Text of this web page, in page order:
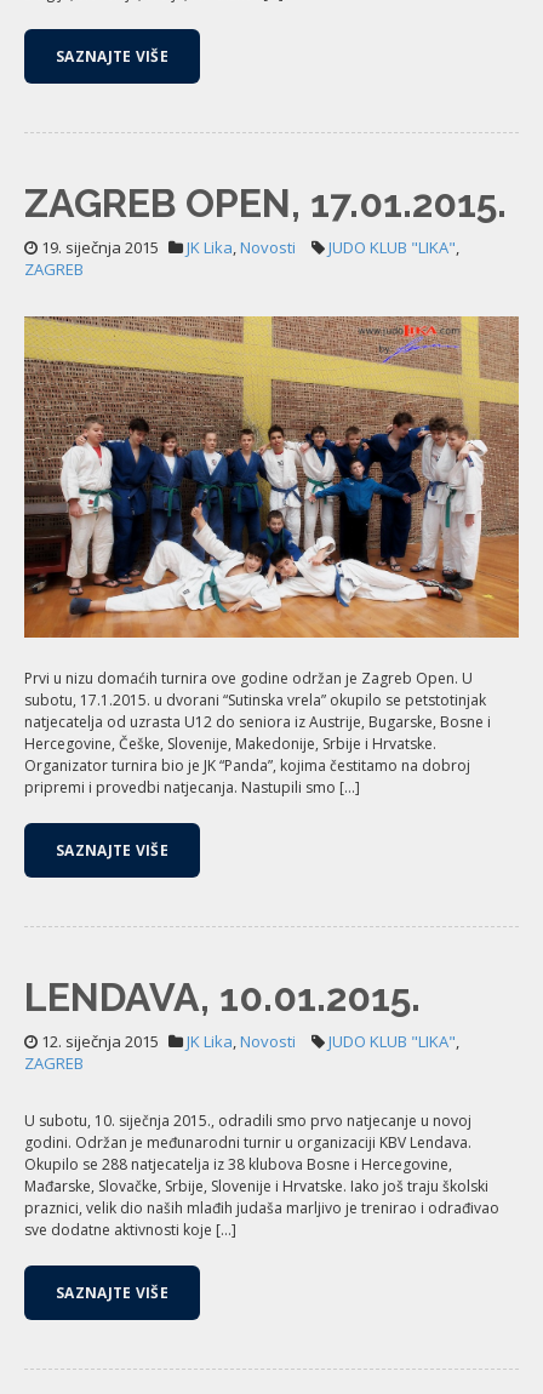
SAZNAJTE VIŠE
ZAGREB OPEN, 17.01.2015.
19. siječnja 2015 JK Lika,Novosti JUDO KLUB "LIKA",
ZAGREB
Prvi u nizu domaćih turnira ove godine održan je Zagreb Open. U
subotu, 17.1.2015. u dvorani “Sutinska vrela” okupilo se petstotinjak
natjecatelja od uzrasta U12 do seniora iz Austrije, Bugarske, Bosne i
Hercegovine, Češke, Slovenije, Makedonije, Srbije i Hrvatske.
Organizator turnira bio je JK “Panda”, kojima čestitamo na dobroj
pripremi i provedbi natjecanja. Nastupili smo […]
SAZNAJTE VIŠE
LENDAVA, 10.01.2015.
12. siječnja 2015 JK Lika,Novosti JUDO KLUB "LIKA",
ZAGREB
U subotu, 10. siječnja 2015., odradili smo prvo natjecanje u novoj
godini. Održan je međunarodni turnir u organizaciji KBV Lendava.
Okupilo se 288 natjecatelja iz 38 klubova Bosne i Hercegovine,
Mađarske, Slovačke, Srbije, Slovenije i Hrvatske. Iako još traju školski
praznici, velik dio naših mlađih judaša marljivo je trenirao i odrađivao
sve dodatne aktivnosti koje […]
SAZNAJTE VIŠE